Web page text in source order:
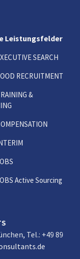
Leistungsfelder
SEARCH
RECRUITMENT
&
Active Sourcing
Tel.: +49 89